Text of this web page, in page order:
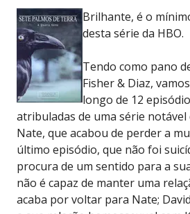
Brilhante, é o
desta série da HBO.
Tendo como pano
Fisher & Diaz,
longo de 12
atribuladas de uma série notável
Nate, que acabou de perder a
último episódio, que não foi
procura de um sentido para a
não é capaz de manter uma
acaba por voltar para Nate;